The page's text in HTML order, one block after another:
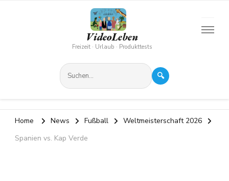
VideoLeben
Freizeit · Urlaub · Produkttests
🔍
Home News Fußball
Weltmeisterschaft 2026
Spanien vs. Kap Verde